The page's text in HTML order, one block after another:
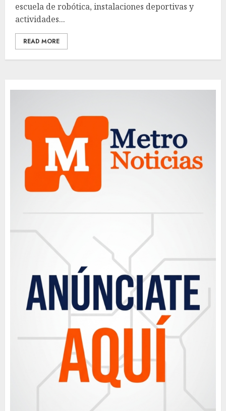
escuela de robótica, instalaciones deportivas y
actividades...
READ MORE